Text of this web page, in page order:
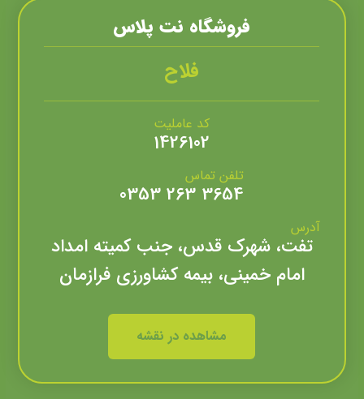
فروشگاه نت پلاس
فلاح
کد عاملیت
1426102
تلفن تماس
3654 263 0353
آدرس
تفت، شهرک قدس، جنب کمیته امداد
امام خمینی، بیمه کشاورزی فرازمان
مشاهده در نقشه